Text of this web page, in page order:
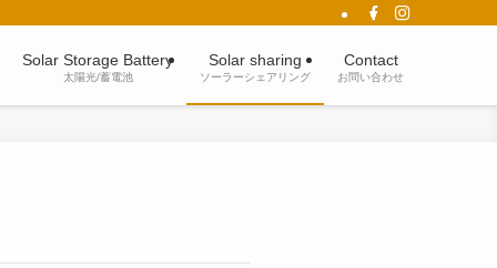
Solar Storage Battery
太陽光/蓄電池
Solar sharing
ソーラーシェアリング
Contact
お問い合わせ